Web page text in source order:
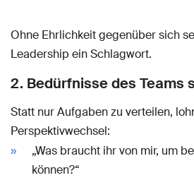
Ohne Ehrlichkeit gegenüber sich
Leadership ein Schlagwort.
2. Bedürfnisse des Teams
Statt nur Aufgaben zu verteilen,
Perspektivwechsel:
„Was braucht ihr von mir, um
können?“